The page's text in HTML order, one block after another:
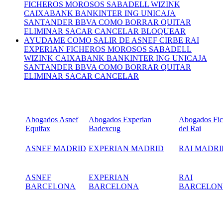
FICHEROS MOROSOS SABADELL WIZINK
CAIXABANK BANKINTER ING UNICAJA
SANTANDER BBVA COMO BORRAR QUITAR
ELIMINAR SACAR CANCELAR BLOQUEAR
AYUDAME COMO SALIR DE ASNEF CIRBE RAI
EXPERIAN FICHEROS MOROSOS SABADELL
WIZINK CAIXABANK BANKINTER ING UNICAJA
SANTANDER BBVA COMO BORRAR QUITAR
ELIMINAR SACAR CANCELAR
Abogados Asnef
Equifax
Abogados Experian
Badexcug
Abogados
del Rai
ASNEF MADRID EXPERIAN MADRID RAI
ASNEF
BARCELONA
EXPERIAN
BARCELONA
RAI